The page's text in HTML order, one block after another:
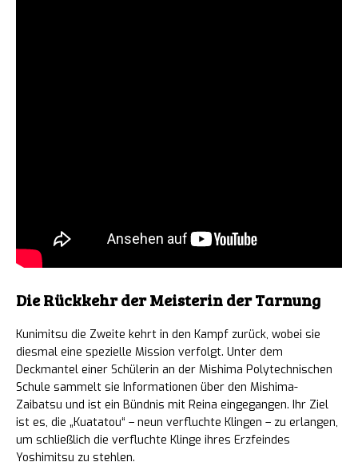
Die Rückkehr der Meisterin der Tarnung
Kunimitsu die Zweite kehrt in den Kampf zurück, wobei sie
diesmal eine spezielle Mission verfolgt. Unter dem
Deckmantel einer Schülerin an der Mishima Polytechnischen
Schule sammelt sie Informationen über den Mishima-
Zaibatsu und ist ein Bündnis mit Reina eingegangen. Ihr Ziel
ist es, die „Kuatatou“ – neun verfluchte Klingen – zu erlangen,
um schließlich die verfluchte Klinge ihres Erzfeindes
Yoshimitsu zu stehlen.